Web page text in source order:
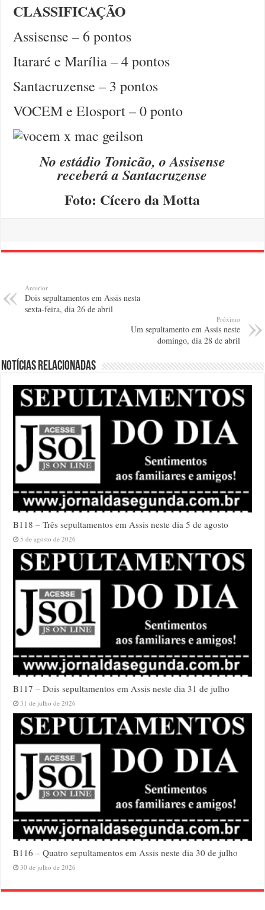
CLASSIFICAÇÃO
Assisense – 6 pontos
Itararé e Marília – 4 pontos
Santacruzense – 3 pontos
VOCEM e Elosport – 0 ponto
No estádio Tonicão, o Assisense
receberá a Santacruzense
Foto: Cícero da Motta
Anterior
Dois sepultamentos em Assis nesta
sexta-feira, dia 26 de abril
Próximo
Um sepultamento em Assis neste
domingo, dia 28 de abril
Notícias relacionadas
B118 – Três sepultamentos em Assis neste dia 5 de agosto
5 de agosto de 2026
B117 – Dois sepultamentos em Assis neste dia 31 de julho
31 de julho de 2026
B116 – Quatro sepultamentos em Assis neste dia 30 de julho
30 de julho de 2026